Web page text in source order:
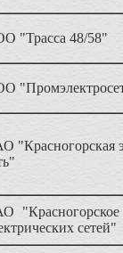
"Трасса 48/58"
"Красногорская
"Красногорское
сетей"